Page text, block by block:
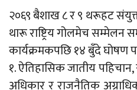
२०६९ बैशाख ८ र ९ थरूहट
थारू राष्ट्रिय गोलमेच सम्मेलन
कार्यक्रमकपछि १४ बुँदे घोषण
१. ऐतिहासिक जातीय
अधिकार र राजनैतिक